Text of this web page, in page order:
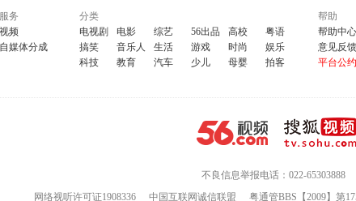
服务
视频
自媒体分成
分类
电视剧
电影 综艺 56出品 高校
粤语
搞笑
音乐人 生活 游戏 时尚
娱乐
科技
教育 汽车 少儿 母婴 拍客
帮助
帮助中心
意见反馈
平台公约
不良信息举报电话：022-65303888
网络视听许可证1908336
中国互联网诚信联盟 粤通管BBS【2009】第